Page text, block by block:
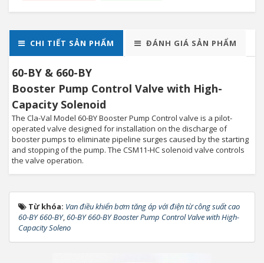
CHI TIẾT SẢN PHẨM ĐÁNH GIÁ SẢN PHẨM
60-BY & 660-BY
Booster Pump Control Valve with High-
Capacity Solenoid
The Cla-Val Model 60-BY Booster Pump Control valve is a pilot-
operated valve designed for installation on the discharge of
booster pumps to eliminate pipeline surges caused by the starting
and stopping of the pump. The CSM11-HC solenoid valve controls
the valve operation.
Từ khóa: Van điều khiển bơm tăng áp với điện từ công suất cao
60-BY 660-BY,60-BY 660-BY Booster Pump Control Valve with High-
Capacity Soleno